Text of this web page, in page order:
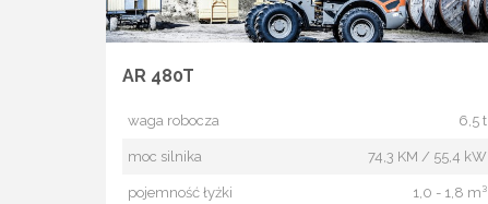
AR 480T
waga robocza 6,5 t
moc silnika 74,3 KM / 55,4 kW
pojemność łyżki 1,0 - 1,8 m³